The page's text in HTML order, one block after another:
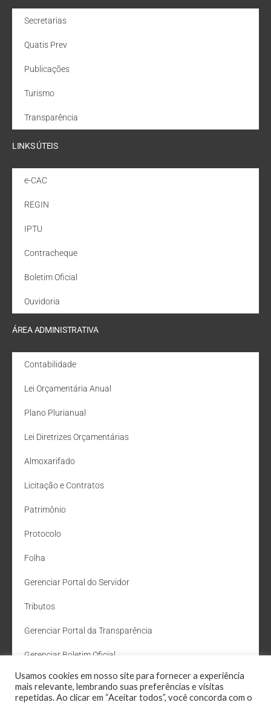
Secretarias
Quatis Prev
Publicações
Turismo
Transparência
LINKS ÚTEIS
e-CAC
REGIN
IPTU
Contracheque
Boletim Oficial
Ouvidoria
ÁREA ADMINISTRATIVA
Contabilidade
Lei Orçamentária Anual
Plano Plurianual
Lei Diretrizes Orçamentárias
Almoxarifado
Licitação e Contratos
Patrimônio
Protocolo
Folha
Gerenciar Portal do Servidor
Tributos
Gerenciar Portal da Transparência
Gerenciar Boletim Oficial
Departamento de Água e Esgoto
Usamos cookies em nosso site para fornecer a experiência
mais relevante, lembrando suas preferências e visitas
repetidas. Ao clicar em “Aceitar todos”, você concorda com o